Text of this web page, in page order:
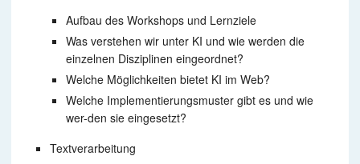
Aufbau des Workshops und Lernziele
Was verstehen wir unter KI und wie werden die
einzelnen Disziplinen eingeordnet?
Welche Möglichkeiten bietet KI im Web?
Welche Implementierungsmuster gibt es und wie
wer-den sie eingesetzt?
Textverarbeitung